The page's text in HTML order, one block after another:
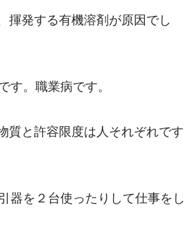
揮発する有機溶剤が原因でし
。職業病です。
質と許容限度は人それぞれです
器を２台使ったりして仕事をし